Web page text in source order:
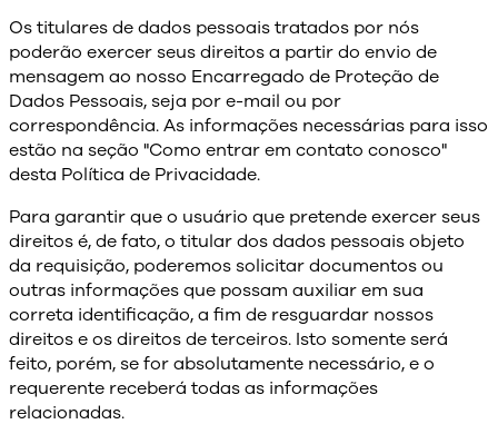
Os titulares de dados pessoais tratados por nós
poderão exercer seus direitos a partir do envio de
mensagem ao nosso Encarregado de Proteção de
Dados Pessoais, seja por e-mail ou por
correspondência. As informações necessárias para isso
estão na seção "Como entrar em contato conosco"
desta Política de Privacidade.
Para garantir que o usuário que pretende exercer seus
direitos é, de fato, o titular dos dados pessoais objeto
da requisição, poderemos solicitar documentos ou
outras informações que possam auxiliar em sua
correta identificação, a fim de resguardar nossos
direitos e os direitos de terceiros. Isto somente será
feito, porém, se for absolutamente necessário, e o
requerente receberá todas as informações
relacionadas.